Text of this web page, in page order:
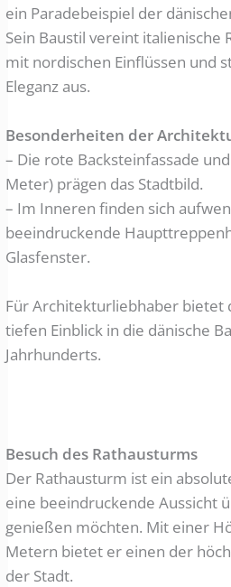
ein Paradebeispiel der
Sein Baustil vereint italienische
mit nordischen Einflüssen und
Eleganz aus.
Besonderheiten der
– Die rote Backsteinfassade
Meter) prägen das Stadtbild.
– Im Inneren finden sich
beeindruckende
Glasfenster.
Für Architekturliebhaber bietet
tiefen Einblick in die dänische
Jahrhunderts.
Besuch des Rathausturms
Der Rathausturm ist ein
eine beeindruckende Aussicht
genießen möchten. Mit einer
Metern bietet er einen der
der Stadt.